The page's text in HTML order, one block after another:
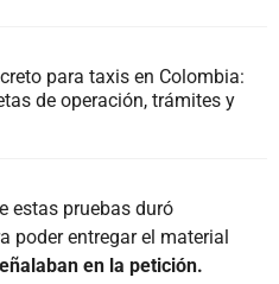
para taxis en Colombia:
de operación, trámites y
estas pruebas duró
poder entregar el material
en la petición.